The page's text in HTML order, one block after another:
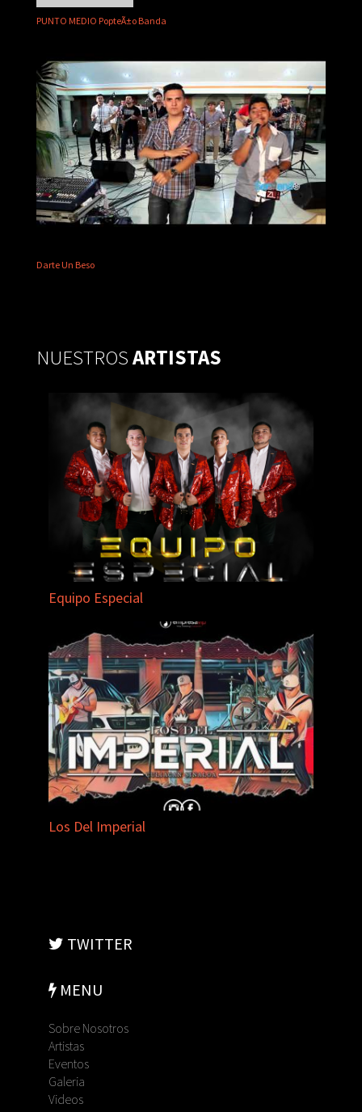
PUNTO MEDIO PopteÃ±o Banda
Darte Un Beso
NUESTROSARTISTAS
Equipo Especial
Los Del Imperial
TWITTER
MENU
Sobre Nosotros
Artistas
Eventos
Galeria
Videos